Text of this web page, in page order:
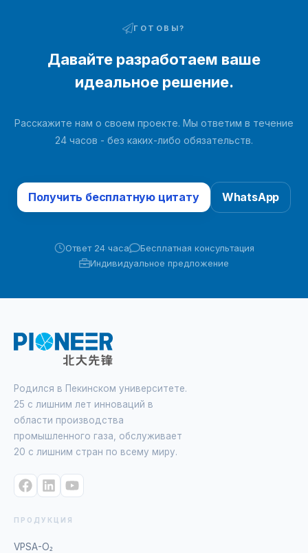
сыром воздухе, адсорбируются...
ГОТОВЫ?
Давайте разработаем ваше
идеальное решение.
Расскажите нам о своем проекте. Мы ответим в течение
24 часов - без каких-либо обязательств.
Получить бесплатную цитату WhatsApp
Ответ 24 часа
Бесплатная консультация
Индивидуальное предложение
Родился в Пекинском университете.
25 с лишним лет инноваций в
области производства
промышленного газа, обслуживает
20 с лишним стран по всему миру.
ПРОДУКЦИЯ
VPSA-O₂